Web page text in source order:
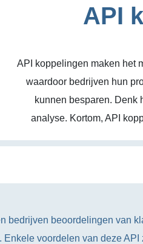
API
API koppelingen maken het
waardoor bedrijven hun
kunnen besparen. Denk
analyse. Kortom, API
bedrijven beoordelingen van
Enkele voordelen van deze API